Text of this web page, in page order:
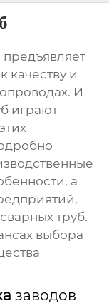
качеству и
И
играют
а
труб.
выбора
заводов